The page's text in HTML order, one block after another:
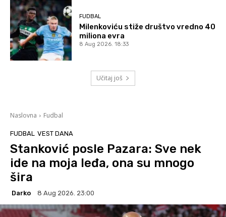
FUDBAL
Milenkoviću stiže društvo vredno 40
miliona evra
8 Aug 2026. 18:33
Učitaj još